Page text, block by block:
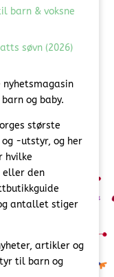
barn & voksne
søvn (2026)
og baby.
største
-utstyr, og her
hvilke
eller den
antallet stiger
artikler og
til barn og